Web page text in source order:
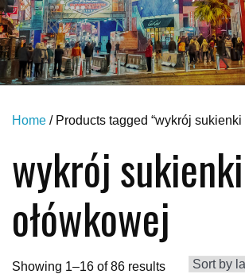
Home / Products tagged “wykrój sukienki
wykrój sukienki
ołówkowej
Showing 1–16 of 86 results